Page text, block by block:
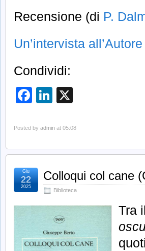
Recensione (di P.
Un’intervista all’Autore
Condividi:
Facebook
LinkedIn
Posted by admin at 05:08
Colloqui col cane
Biblioteca
Giu
22
2025
Tra